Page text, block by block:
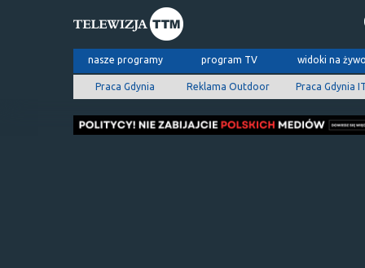
nasze programy program TV widoki na
Praca Gdynia Reklama Outdoor Praca Gdynia